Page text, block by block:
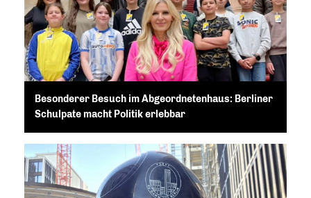
Besonderer Besuch im Abgeordnetenhaus: Berliner
Schulpate macht Politik erlebbar